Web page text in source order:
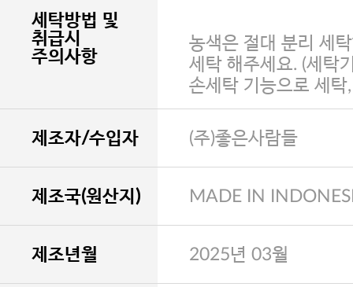
세탁방법 및
취급시
주의사항
농색은 절대 분리 세
세탁 해주세요. (세탁
손세탁 기능으로 세탁
제조자/수입자 (주)좋은사람들
제조국(원산지) MADE IN
제조년월 2025년 03월